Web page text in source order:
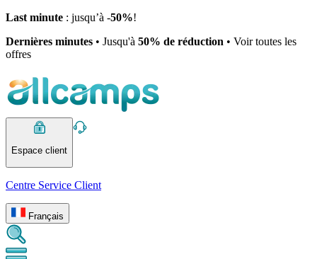
Last minute : jusqu’à -50%!
Dernières minutes • Jusqu'à 50% de réduction • Voir toutes les
offres
Espace client
Centre Service Client
Français